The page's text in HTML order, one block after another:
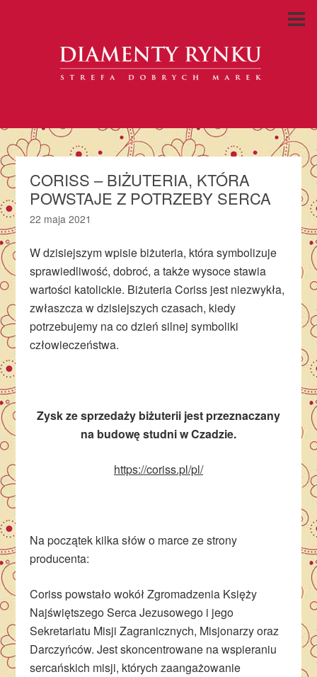
CORISS – BIŻUTERIA, KTÓRA
POWSTAJE Z POTRZEBY SERCA
22 maja 2021
W dzisiejszym wpisie biżuteria, która symbolizuje
sprawiedliwość, dobroć, a także wysoce stawia
wartości katolickie. Biżuteria Coriss jest niezwykła,
zwłaszcza w dzisiejszych czasach, kiedy
potrzebujemy na co dzień silnej symboliki
człowieczeństwa.
Zysk ze sprzedaży biżuterii jest przeznaczany
na budowę studni w Czadzie.
https://coriss.pl/pl/
Na początek kilka słów o marce ze strony
producenta:
Coriss powstało wokół Zgromadzenia Księży
Najświętszego Serca Jezusowego i jego
Sekretariatu Misji Zagranicznych, Misjonarzy oraz
Darczyńców. Jest skoncentrowane na wspieraniu
sercańskich misji, których zaangażowanie